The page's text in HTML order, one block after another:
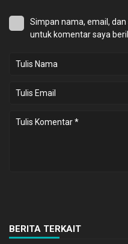
Simpan nama, email,
untuk komentar saya
BERITA TERKAIT